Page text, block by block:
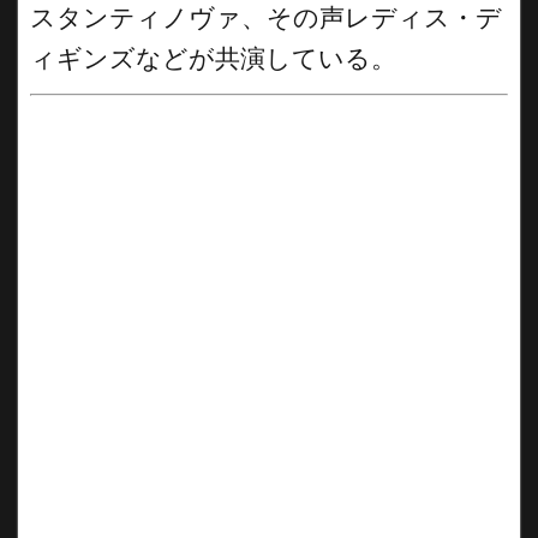
スタンティノヴァ、その声レディス・デ
ィギンズなどが共演している。